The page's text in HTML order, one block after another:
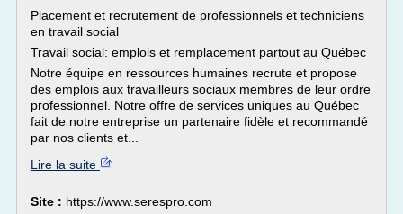
Placement et recrutement de professionnels et techniciens
en travail social
Travail social: emplois et remplacement partout au Québec
Notre équipe en ressources humaines recrute et propose
des emplois aux travailleurs sociaux membres de leur ordre
professionnel. Notre offre de services uniques au Québec
fait de notre entreprise un partenaire fidèle et recommandé
par nos clients et...
Lire la suite
Site : https://www.serespro.com